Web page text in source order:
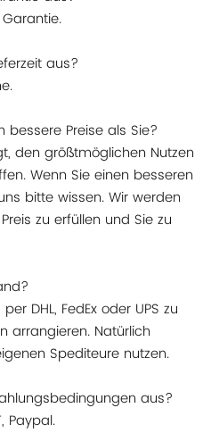
aus?
bessere Preise als Sie?
den größtmöglichen Nutzen
Wenn Sie einen besseren
bitte wissen. Wir werden
zu erfüllen und Sie zu
DHL, FedEx oder UPS zu
arrangieren. Natürlich
Spediteure nutzen.
aus?
Paypal.